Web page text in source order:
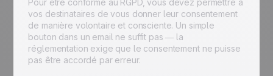
Pour être conforme au RGPD, vous devez permettre à
vos destinataires de vous donner leur consentement
de manière volontaire et consciente. Un simple
bouton dans un email ne suffit pas — la
réglementation exige que le consentement ne puisse
pas être accordé par erreur.